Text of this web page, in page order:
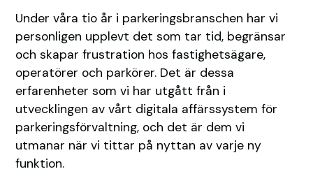
Under våra tio år i parkeringsbranschen har vi
personligen upplevt det som tar tid, begränsar
och skapar frustration hos fastighetsägare,
operatörer och parkörer. Det är dessa
erfarenheter som vi har utgått från i
utvecklingen av vårt digitala affärssystem för
parkeringsförvaltning, och det är dem vi
utmanar när vi tittar på nyttan av varje ny
funktion.